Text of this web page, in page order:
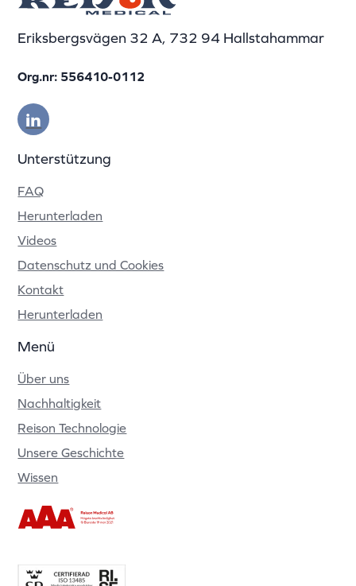
Eriksbergsvägen 32 A, 732 94 Hallstahammar
Org.nr: 556410-0112
Unterstützung
FAQ
Herunterladen
Videos
Datenschutz und Cookies
Kontakt
Herunterladen
Menü
Über uns
Nachhaltigkeit
Reison Technologie
Unsere Geschichte
Wissen